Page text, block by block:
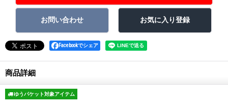
Facebookでシェア
商品詳細
ゆうパケット対象アイテム